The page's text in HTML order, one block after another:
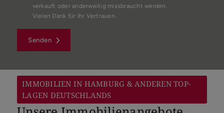
verkauft oder anderweitig missbraucht werden.
Vielen Dank für Ihr Vertrauen.
Senden
IMMOBILIEN IN HAMBURG & ANDEREN TOP-
LAGEN DEUTSCHLANDS